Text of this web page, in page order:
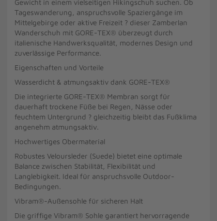
Gewicht in einem vielseitigen Hikingschuh suchen. Ob
Tageswanderung, anspruchsvolle Spaziergänge im
Mittelgebirge oder aktive Freizeit ? dieser Zamberlan
Wanderschuh mit GORE-TEX® überzeugt durch
italienische Handwerksqualität, modernes Design und
zuverlässige Performance.
Eigenschaften und Vorteile
Wasserdicht & atmungsaktiv dank GORE-TEX®
Die integrierte GORE-TEX® Membran sorgt für
dauerhaft trockene Füße bei Regen, Nässe oder
feuchtem Untergrund ? gleichzeitig bleibt das Fußklima
angenehm atmungsaktiv.
Hochwertiges Obermaterial
Robustes Veloursleder (Suede) bietet eine optimale
Balance zwischen Stabilität, Flexibilität und
Langlebigkeit. Ideal für anspruchsvolle Outdoor-
Bedingungen.
Vibram®-Außensohle für sicheren Halt
Die griffige Vibram® Sohle garantiert hervorragende